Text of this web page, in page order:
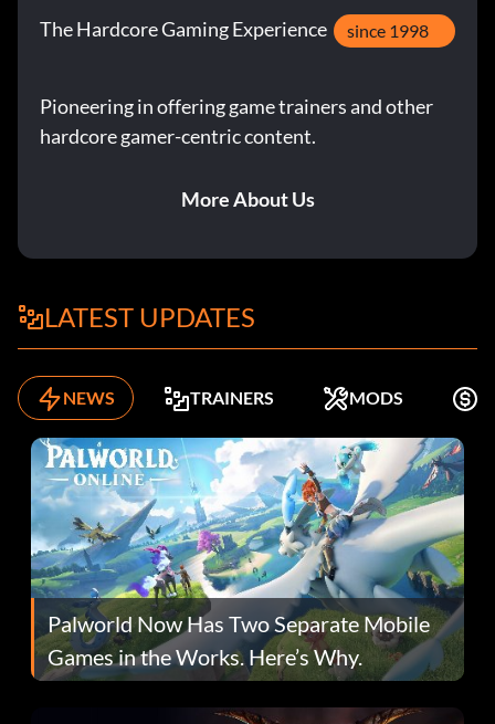
The Hardcore Gaming Experience since 1998
Pioneering in offering game trainers and other
hardcore gamer-centric content.
More About Us
LATEST UPDATES
NEWS TRAINERS MODS
Palworld Now Has Two Separate Mobile
Games in the Works. Here’s Why.